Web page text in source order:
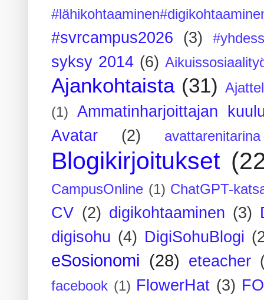
#svrcampus2026 (3)
syksy 2014 (6)
Ajankohtaista (31)
(1)
Ammatinharjoittajan
Avatar
(2) avattarenitarina
Blogikirjoitukset
CampusOnline (1) ChatGPT-
CV (2) digikohtaaminen (3)
digisohu (4) DigiSohuBlogi
eSosionomi (28) eteacher
facebook (1) FlowerHat (3)